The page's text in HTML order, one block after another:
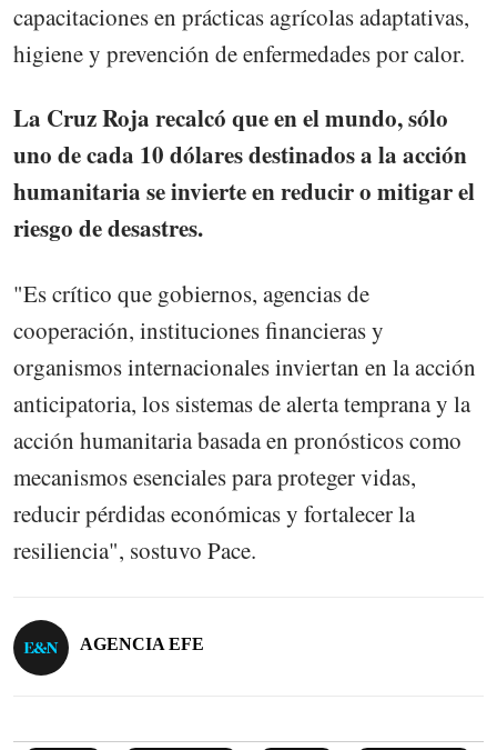
capacitaciones en prácticas agrícolas adaptativas,
higiene y prevención de enfermedades por calor.
La Cruz Roja recalcó que en el mundo, sólo
uno de cada 10 dólares destinados a la acción
humanitaria se invierte en reducir o mitigar el
riesgo de desastres.
"Es crítico que gobiernos, agencias de
cooperación, instituciones financieras y
organismos internacionales inviertan en la acción
anticipatoria, los sistemas de alerta temprana y la
acción humanitaria basada en pronósticos como
mecanismos esenciales para proteger vidas,
reducir pérdidas económicas y fortalecer la
resiliencia", sostuvo Pace.
AGENCIA EFE